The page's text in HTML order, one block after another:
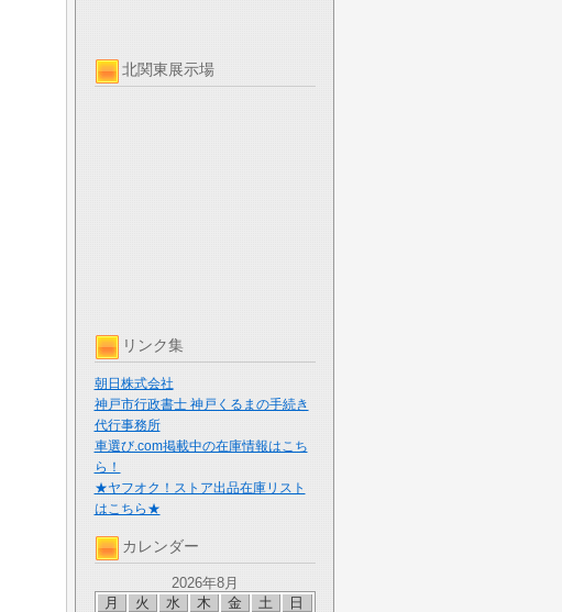
北関東展示場
リンク集
朝日株式会社
神戸市行政書士 神戸くるまの手続き
代行事務所
車選び.com掲載中の在庫情報はこち
ら！
★ヤフオク！ストア出品在庫リスト
はこちら★
カレンダー
2026年8月
月
火 水 木 金 土 日